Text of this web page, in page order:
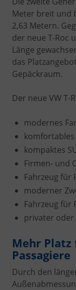
Meter breit und
2,63 Metern.
der neue T-Roc
Länge
das
Gepäckraum.
Der neue VW T-
modernes
kompaktes
Firmen- und
Fahrzeug für
moderner
Fahrzeug für
privater oder
Mehr Platz
Passagiere
Durch den